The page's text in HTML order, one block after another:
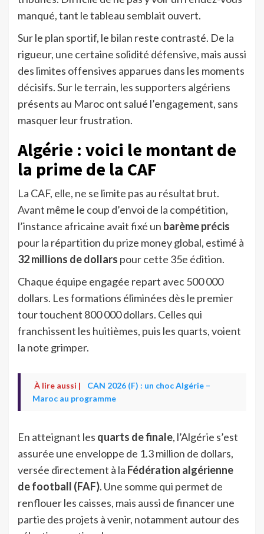
manqué, tant le tableau semblait ouvert.
Sur le plan sportif, le bilan reste contrasté. De la
rigueur, une certaine solidité défensive, mais aussi
des limites offensives apparues dans les moments
décisifs. Sur le terrain, les supporters algériens
présents au Maroc ont salué l’engagement, sans
masquer leur frustration.
Algérie : voici le montant de
la prime de la CAF
La CAF, elle, ne se limite pas au résultat brut.
Avant même le coup d’envoi de la compétition,
l’instance africaine avait fixé un barème précis
pour la répartition du prize money global, estimé à
32 millions de dollars pour cette 35e édition.
Chaque équipe engagée repart avec 500 000
dollars. Les formations éliminées dès le premier
tour touchent 800 000 dollars. Celles qui
franchissent les huitièmes, puis les quarts, voient
la note grimper.
À lire aussi |
CAN 2026 (F) : un choc Algérie –
Maroc au programme
En atteignant les quarts de finale, l’Algérie s’est
assurée une enveloppe de 1.3 million de dollars,
versée directement à la Fédération algérienne
de football (FAF). Une somme qui permet de
renflouer les caisses, mais aussi de financer une
partie des projets à venir, notamment autour des